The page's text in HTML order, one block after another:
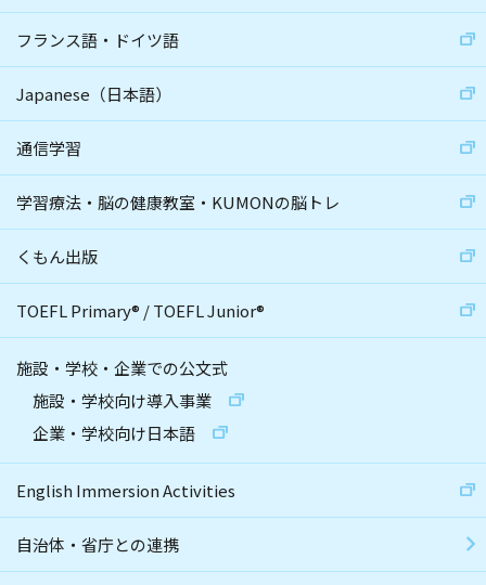
フランス語・ドイツ語
Japanese（日本語）
通信学習
学習療法・脳の健康教室・KUMONの脳トレ
くもん出版
TOEFL Primary® /TOEFL Junior®
施設・学校・企業での公文式
施設・学校向け導入事業
企業・学校向け日本語
English Immersion Activities
自治体・省庁との連携